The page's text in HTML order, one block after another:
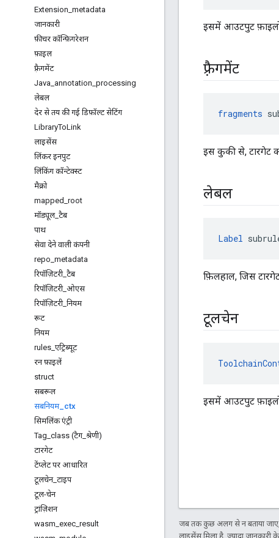
Extension metadata
जानकारी
फ़ीचर कॉन्फ़िगरेशन
फ़ाइल
फ़्रैगमेंट
Java annotation processing
लेबल
देर से तय की गई डिफ़ॉल्ट सेटिंग
LibraryToLink
लाइसेंस
लिंकर इनपुट
लिंकिंग कॉन्टेक्स्ट
मैक्रो
mapped root
मॉड्यूल_ टैब
पाथ
सेवा देने वाली कंपनी
repo metadata
रिपॉज़िटरी_ टैब
रिपॉज़िटरी_ ओएस
रिपॉज़िटरी_ नियम
रूट
नियम
rules _एट्रिब्यूट
रन फ़ाइलें
struct
सबरूल
सबनियम_ ctx
सिमलिंक एंट्री
Tag class (टैग_ श्रेणी)
टारगेट
टेंप्लेट पर आधारित
टूलचेन_ टाइप
टूल-चेन
ट्रांज़िशन
wasm exec result
इसमें आउटपुट फ़ाइलों
फ़्रैगमेंट
fragments
इस कुकी से, टारगेट
लेबल
Label
फ़िलहाल, जिस
टूलचेन
इसमें आउटपुट फ़ाइलों
जब तक कुछ अलग से न बताया
लाइसेंस मिला है. ज़्यादा जानकारी के